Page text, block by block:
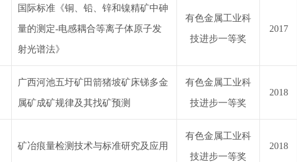
国际标准《铜、铅、锌和镍精矿中砷
量的测定-电感耦合等离子体原子发
射光谱法》
有色金属工业科
技进步一等奖
2017
广西河池五圩矿田箭猪坡矿床锑多金
属矿成矿规律及其找矿预测
有色金属工业科
技进步一等奖
2018
矿冶痕量检测技术与标准研究及应用
有色金属工业科
技进步一等奖
2018